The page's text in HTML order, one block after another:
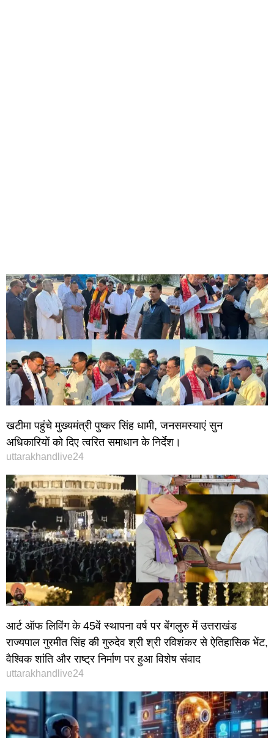
खटीमा पहुंचे मुख्यमंत्री पुष्कर सिंह धामी, जनसमस्याएं सुन
अधिकारियों को दिए त्वरित समाधान के निर्देश।
uttarakhandlive24
आर्ट ऑफ लिविंग के 45वें स्थापना वर्ष पर बेंगलुरु में उत्तराखंड
राज्यपाल गुरमीत सिंह की गुरुदेव श्री श्री रविशंकर से ऐतिहासिक भेंट,
वैश्विक शांति और राष्ट्र निर्माण पर हुआ विशेष संवाद
uttarakhandlive24